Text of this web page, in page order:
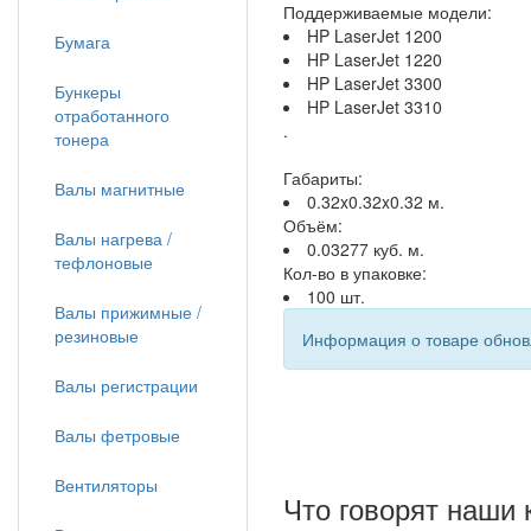
Поддерживаемые модели:
HP LaserJet 1200
HP LaserJet 1220
HP LaserJet 3300
HP LaserJet 3310
.
Габариты:
0.32x0.32x0.32 м.
Объём:
0.03277 куб. м.
Кол-во в упаковке:
100 шт.
Информация о товаре
Что говорят наши
Бумага
Бункеры
отработанного
тонера
Валы магнитные
Валы нагрева /
тефлоновые
Валы прижимные /
резиновые
Валы регистрации
Валы фетровые
Вентиляторы